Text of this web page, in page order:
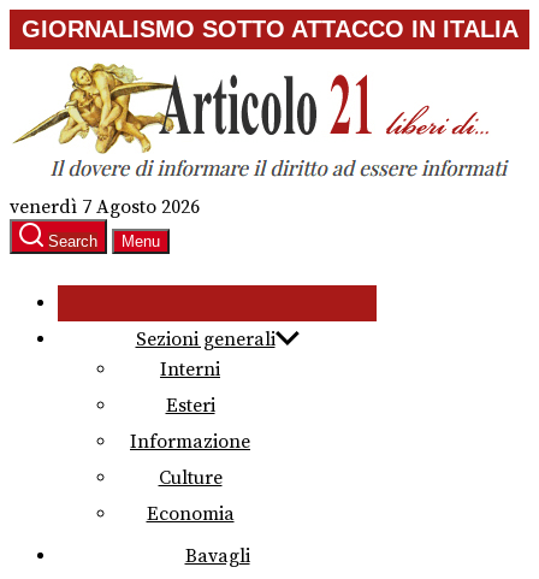
Skip
to
content
GIORNALISMO SOTTO ATTACCO IN ITALIA
venerdì 7 Agosto 2026
Search Menu
Sezioni generali
Interni
Esteri
Informazione
Culture
Economia
Bavagli